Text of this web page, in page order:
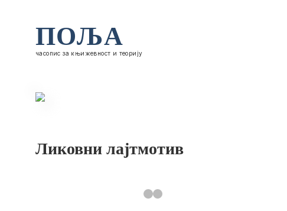
ПОЉА
часопис за књижевност и теорију
Ликовни лајтмотив